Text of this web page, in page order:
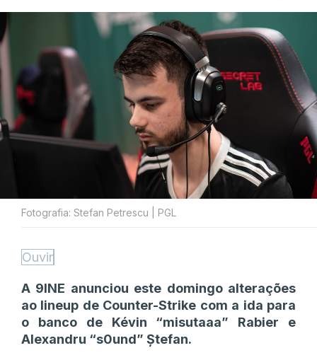
Fotografia: Stefan Petrescu | PGL
Ouvir
A 9INE anunciou este domingo alterações
ao lineup de Counter-Strike com a ida para
o banco de Kévin “⁠misutaaa⁠” Rabier e
Alexandru “⁠s0und⁠” Ștefan.